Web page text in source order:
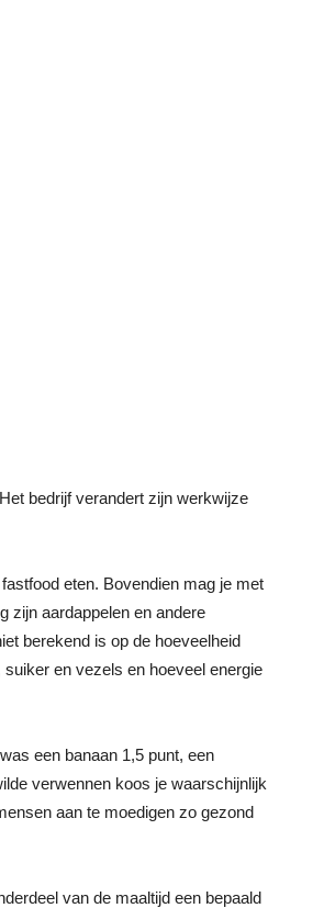
bedrijf verandert zijn werkwijze
eten. Bovendien mag je met
zijn aardappelen en andere
berekend is op de hoeveelheid
en vezels en hoeveel energie
een banaan 1,5 punt, een
verwennen koos je waarschijnlijk
aan te moedigen zo gezond
van de maaltijd een bepaald